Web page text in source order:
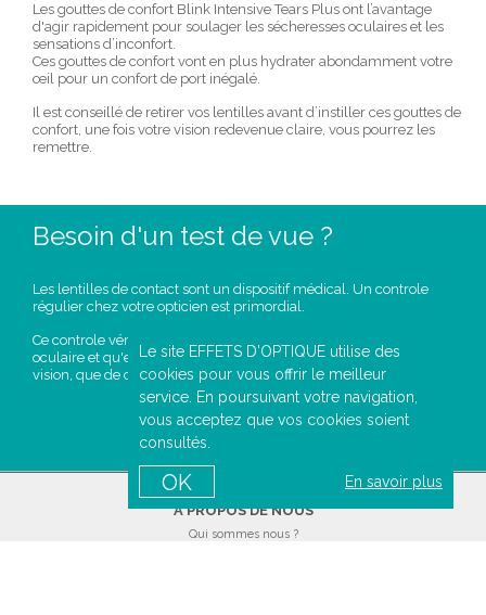
Les gouttes de confort Blink Intensive Tears Plus ont l’avantage
d'agir rapidement pour soulager les sécheresses oculaires et les
sensations d’inconfort.
Ces gouttes de confort vont en plus hydrater abondamment votre
œil pour un confort de port inégalé.
Il est conseillé de retirer vos lentilles avant d’instiller ces gouttes de
confort, une fois votre vision redevenue claire, vous pourrez les
remettre.
Besoin d'un test de vue ?
Les lentilles de contact sont un dispositif médical. Un controle
régulier chez votre opticien est primordial.
Ce controle vérifie que la lentille respecte votre physiologie
oculaire et qu'elle est bien adaptée à votre oeil, tant en terme de
vision, que de confort.
PRENDRE
A PROPOS DE NOUS
Qui sommes nous ?
Le site EFFETS D'OPTIQUE utilise des
cookies pour vous offrir le meilleur
service. En poursuivant votre navigation,
vous acceptez que vos cookies soient
consultés.
En savoir plus
OK